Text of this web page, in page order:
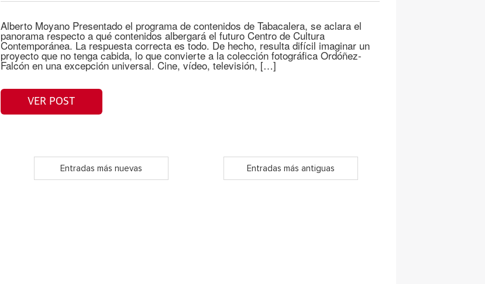
Alberto Moyano Presentado el programa de contenidos de Tabacalera, se aclara el
panorama respecto a qué contenidos albergará el futuro Centro de Cultura
Contemporánea. La respuesta correcta es todo. De hecho, resulta difícil imaginar un
proyecto que no tenga cabida, lo que convierte a la colección fotográfica Ordóñez-
Falcón en una excepción universal. Cine, vídeo, televisión, […]
VER POST
Entradas más nuevas Entradas más antiguas